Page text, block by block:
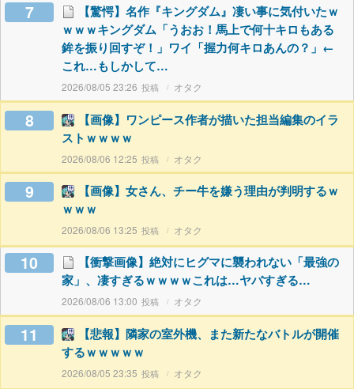
7
【驚愕】名作『キングダム』凄い事に気付いたｗ
ｗｗｗキングダム「うおお！馬上で何十キロもある
鉾を振り回すぞ！」ワイ「握力何キロあんの？」←
これ…もしかして…
2026/08/05 23:26 オタク
8
【画像】ワンピース作者が描いた担当編集のイラ
ストｗｗｗｗ
2026/08/06 12:25 オタク
9
【画像】女さん、チー牛を嫌う理由が判明するｗ
ｗｗｗ
2026/08/06 13:25 オタク
10
【衝撃画像】絶対にヒグマに襲われない「最強の
家」、凄すぎるｗｗｗｗこれは…ヤバすぎる…
2026/08/06 13:00 オタク
11
【悲報】隣家の室外機、また新たなバトルが開催
するｗｗｗｗｗ
2026/08/05 23:35 オタク